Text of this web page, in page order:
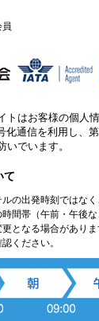
トはお客様の個人
化通信を利用し、
いでいます。
て
の出発時刻ではな
間帯（午前・午後
となる場合があり
ください。